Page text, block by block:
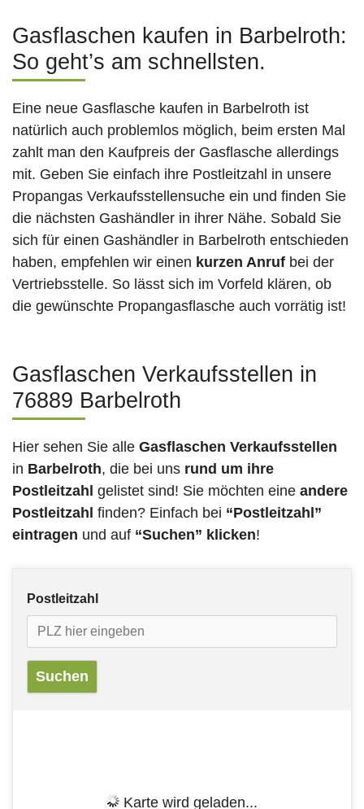
Gasflaschen kaufen in Barbelroth:
So geht’s am schnellsten.
Eine neue Gasflasche kaufen in Barbelroth ist
natürlich auch problemlos möglich, beim ersten Mal
zahlt man den Kaufpreis der Gasflasche allerdings
mit. Geben Sie einfach ihre Postleitzahl in unsere
Propangas Verkaufsstellensuche ein und finden Sie
die nächsten Gashändler in ihrer Nähe. Sobald Sie
sich für einen Gashändler in Barbelroth entschieden
haben, empfehlen wir einen kurzen Anruf bei der
Vertriebsstelle. So lässt sich im Vorfeld klären, ob
die gewünschte Propangasflasche auch vorrätig ist!
Gasflaschen Verkaufsstellen in
76889 Barbelroth
Hier sehen Sie alle Gasflaschen Verkaufsstellen
in Barbelroth, die bei uns rund um ihre
Postleitzahl gelistet sind! Sie möchten eine andere
Postleitzahl finden? Einfach bei “Postleitzahl”
eintragen und auf “Suchen” klicken!
Postleitzahl
Karte wird geladen...